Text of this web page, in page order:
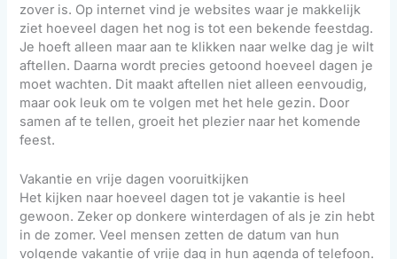
zover is. Op internet vind je websites waar je makkelijk
ziet hoeveel dagen het nog is tot een bekende feestdag.
Je hoeft alleen maar aan te klikken naar welke dag je wilt
aftellen. Daarna wordt precies getoond hoeveel dagen je
moet wachten. Dit maakt aftellen niet alleen eenvoudig,
maar ook leuk om te volgen met het hele gezin. Door
samen af te tellen, groeit het plezier naar het komende
feest.
Vakantie en vrije dagen vooruitkijken
Het kijken naar hoeveel dagen tot je vakantie is heel
gewoon. Zeker op donkere winterdagen of als je zin hebt
in de zomer. Veel mensen zetten de datum van hun
volgende vakantie of vrije dag in hun agenda of telefoon.